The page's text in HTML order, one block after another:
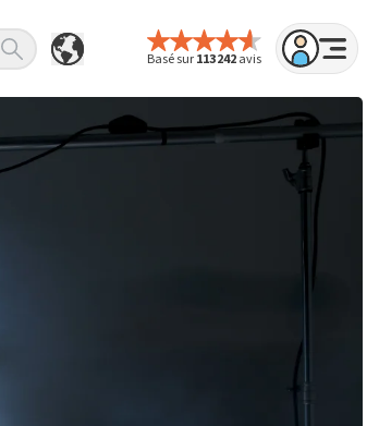
Basé sur113 242avis